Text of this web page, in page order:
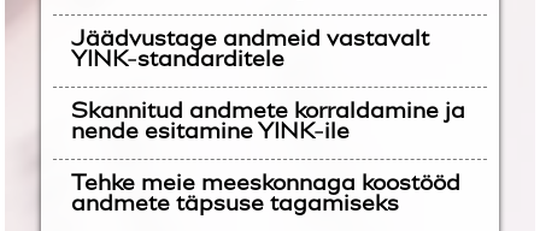
Jäädvustage andmeid vastavalt
YINK-standarditele
Skannitud andmete korraldamine ja
nende esitamine YINK-ile
Tehke meie meeskonnaga koostööd
andmete täpsuse tagamiseks